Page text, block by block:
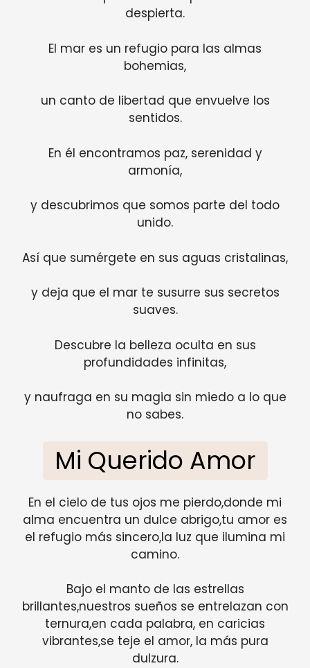
despierta.
El mar es un refugio para las almas
bohemias,
un canto de libertad que envuelve los
sentidos.
En él encontramos paz, serenidad y
armonía,
y descubrimos que somos parte del todo
unido.
Así que sumérgete en sus aguas cristalinas,
y deja que el mar te susurre sus secretos
suaves.
Descubre la belleza oculta en sus
profundidades infinitas,
y naufraga en su magia sin miedo a lo que
no sabes.
Mi Querido Amor
En el cielo de tus ojos me pierdo,donde mi
alma encuentra un dulce abrigo,tu amor es
el refugio más sincero,la luz que ilumina mi
camino.
Bajo el manto de las estrellas
brillantes,nuestros sueños se entrelazan con
ternura,en cada palabra, en caricias
vibrantes,se teje el amor, la más pura
dulzura.